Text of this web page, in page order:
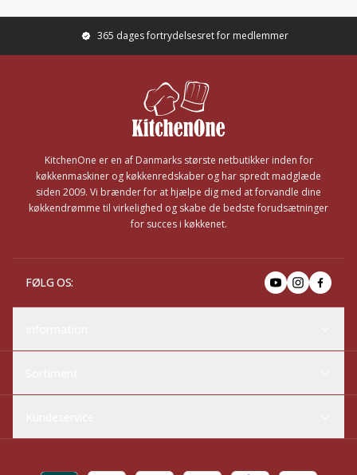
365 dages fortrydelsesret for medlemmer
KitchenOne er en af Danmarks største netbutikker inden for
køkkenmaskiner og køkkenredskaber og har spredt madglæde
siden 2009. Vi brænder for at hjælpe dig med at forvandle dine
køkkendrømme til virkelighed og skabe de bedste forudsætninger
for succes i køkkenet.
FØLG OS: